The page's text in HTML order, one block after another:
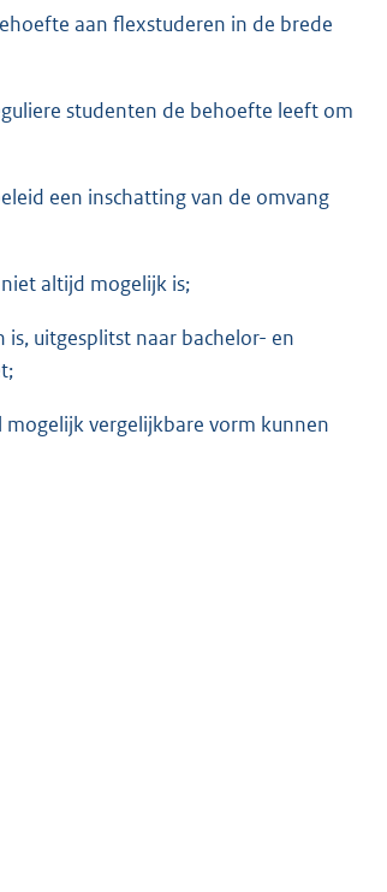
aan flexstuderen in de brede
studenten de behoefte leeft om
een inschatting van de omvang
altijd mogelijk is;
uitgesplitst naar bachelor- en
vergelijkbare vorm kunnen